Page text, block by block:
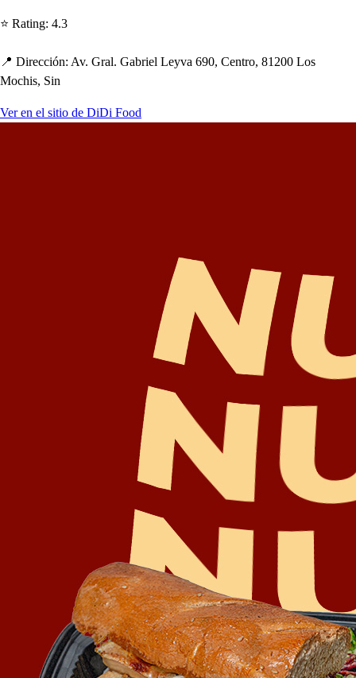
⭐ Rating: 4.3
📍 Dirección: Av. Gral. Gabriel Leyva 690, Centro, 81200 Los
Mochis, Sin
Ver en el sitio de DiDi Food